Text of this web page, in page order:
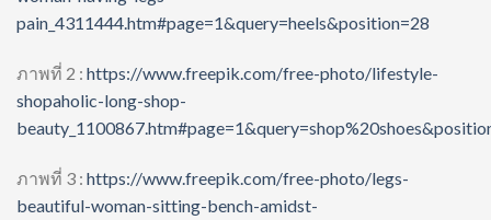
pain_4311444.htm#page=1&query=heels&position=28
ภาพที่ 2 : https://www.freepik.com/free-photo/lifestyle-
shopaholic-long-shop-
ภาพที่ 3 : https://www.freepik.com/free-photo/legs-
beautiful-woman-sitting-bench-amidst-